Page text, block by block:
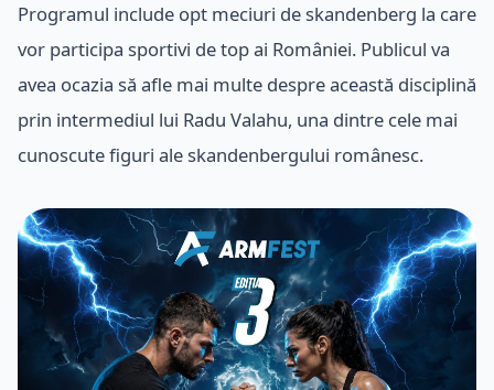
Programul include opt meciuri de skandenberg la care
vor participa sportivi de top ai României. Publicul va
avea ocazia să afle mai multe despre această disciplină
prin intermediul lui Radu Valahu, una dintre cele mai
cunoscute figuri ale skandenbergului românesc.